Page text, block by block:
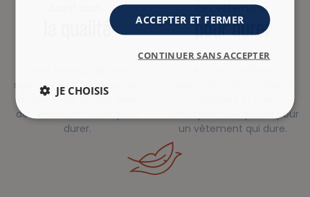
la qualité
sélectionne pour vous des
matières de qualité pour
des vêtements faits pour
durer.
Des vêtements
pour durer
conception de qualité pour
un vêtement qui dure.
ACCEPTER ET FERMER
CONTINUER SANS ACCEPTER
JE CHOISIS